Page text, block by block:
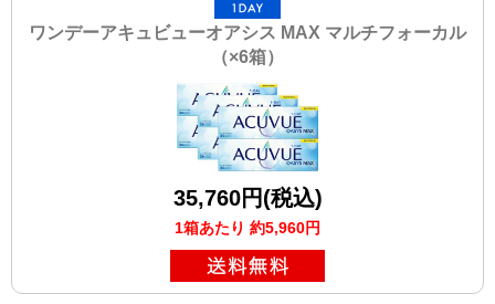
ワンデーアキュビューオアシス MAX マルチフォーカル
（×6箱）
35,760円(税込)
1箱あたり 約5,960円